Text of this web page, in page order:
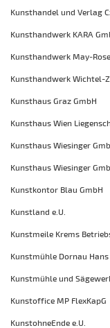
Kunsthandel und Verlag
Kunsthandwerk KARA
Kunsthandwerk May-
Kunsthandwerk Wichtel-
Kunsthaus Graz GmbH
Kunsthaus Wien
Kunsthaus Wiesinger
Kunsthaus Wiesinger
Kunstkontor Blau GmbH
Kunstland e.U.
Kunstmeile Krems
Kunstmühle Dornau
Kunstmühle und
Kunstoffice MP FlexKapG
KunstohneEnde e.U.